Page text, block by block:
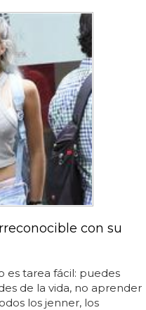
con su
es tarea fácil: puedes
de la vida, no aprender
los jenner, los